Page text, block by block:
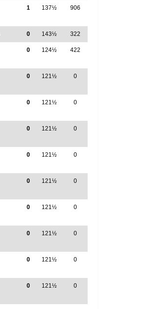
1 137½ 906
0 143½ 322
0 124½ 422
0 121½ 0
0 121½ 0
0 121½ 0
0 121½ 0
0 121½ 0
0 121½ 0
0 121½ 0
0 121½ 0
0 121½ 0